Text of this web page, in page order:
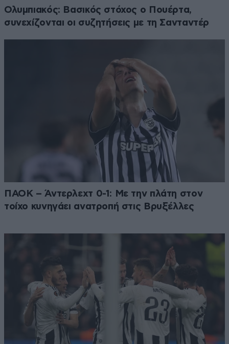
Ολυμπιακός: Βασικός στόχος ο Πουέρτα,
συνεχίζονται οι συζητήσεις με τη Σανταντέρ
ΠΑΟΚ – Άντερλεχτ 0-1: Με την πλάτη στον
τοίχο κυνηγάει ανατροπή στις Βρυξέλλες